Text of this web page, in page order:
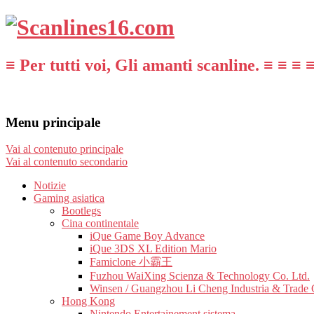
≡ Per tutti voi, Gli amanti scanline. ≡ ≡ ≡ ≡
Menu principale
Vai al contenuto principale
Vai al contenuto secondario
Notizie
Gaming asiatica
Bootlegs
Cina continentale
iQue Game Boy Advance
iQue 3DS XL Edition Mario
Famiclone 小霸王
Fuzhou WaiXing Scienza & Technology Co. Ltd.
Winsen / Guangzhou Li Cheng Industria & Trade
Hong Kong